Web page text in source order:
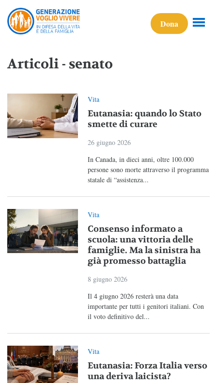
Dona
Articoli - senato
Vita
Eutanasia: quando lo Stato
smette di curare
26 giugno 2026
In Canada, in dieci anni, oltre 100.000
persone sono morte attraverso il programma
statale di “assistenza...
Vita
Consenso informato a
scuola: una vittoria delle
famiglie. Ma la sinistra ha
già promesso battaglia
8 giugno 2026
Il 4 giugno 2026 resterà una data
importante per tutti i genitori italiani. Con
il voto definitivo del...
Vita
Eutanasia: Forza Italia verso
una deriva laicista?